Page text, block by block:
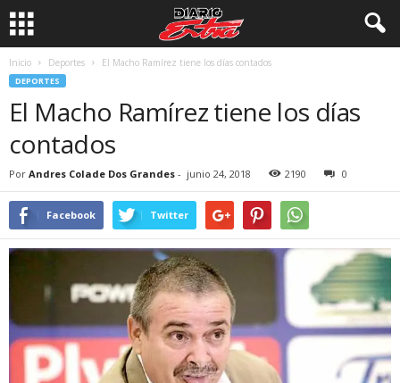
Inicio Deportes El Macho Ramírez tiene los días contados
DEPORTES
El Macho Ramírez tiene los días
contados
Por Andres Colade Dos Grandes - junio 24, 2018 2190 0
Facebook Twitter